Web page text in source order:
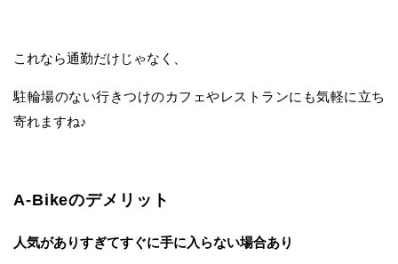
これなら通勤だけじゃなく、
駐輪場のない行きつけのカフェやレストランにも気軽に立ち
寄れますね♪
A-Bikeのデメリット
人気がありすぎてすぐに手に入らない場合あり